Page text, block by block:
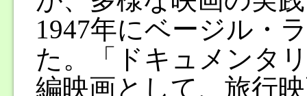
1947年にベージル・
た。「ドキュメンタ
編映画として、旅行